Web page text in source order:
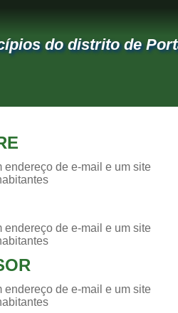
do distrito de
endereço de e-mail e um site
endereço de e-mail e um site
endereço de e-mail e um site